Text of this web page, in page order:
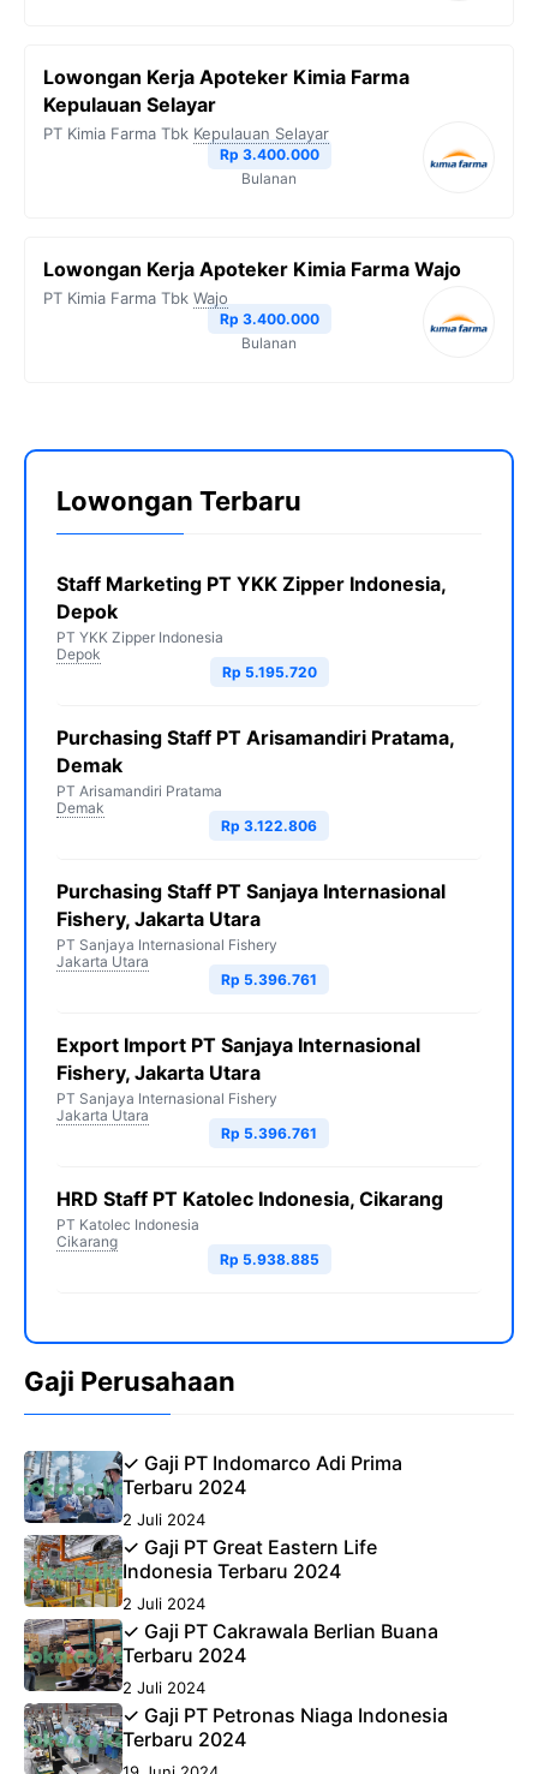
Lowongan Kerja Apoteker Kimia Farma
Kepulauan Selayar
PT Kimia Farma Tbk Kepulauan Selayar
Rp 3.400.000
Bulanan
Lowongan Kerja Apoteker Kimia Farma Wajo
PT Kimia Farma Tbk Wajo
Rp 3.400.000
Bulanan
Lowongan Terbaru
Staff Marketing PT YKK Zipper Indonesia,
Depok
PT YKK Zipper Indonesia
Depok
Rp 5.195.720
Purchasing Staff PT Arisamandiri Pratama,
Demak
PT Arisamandiri Pratama
Demak
Rp 3.122.806
Purchasing Staff PT Sanjaya Internasional
Fishery, Jakarta Utara
PT Sanjaya Internasional Fishery
Jakarta Utara
Rp 5.396.761
Export Import PT Sanjaya Internasional
Fishery, Jakarta Utara
PT Sanjaya Internasional Fishery
Jakarta Utara
Rp 5.396.761
HRD Staff PT Katolec Indonesia, Cikarang
PT Katolec Indonesia
Cikarang
Rp 5.938.885
Gaji Perusahaan
✓ Gaji PT Indomarco Adi Prima
Terbaru 2024
2 Juli 2024
✓ Gaji PT Great Eastern Life
Indonesia Terbaru 2024
2 Juli 2024
✓ Gaji PT Cakrawala Berlian Buana
Terbaru 2024
2 Juli 2024
✓ Gaji PT Petronas Niaga Indonesia
Terbaru 2024